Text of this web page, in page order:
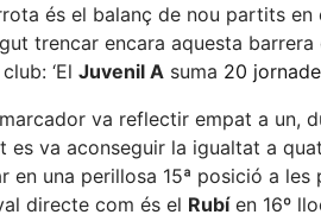
és el balanç de nou partits
trencar encara aquesta
‘El Juvenil A suma 20
va reflectir empat a un,
es va aconseguir la igualtat a
en una perillosa 15ª posició a
directe com és el Rubíen 16º